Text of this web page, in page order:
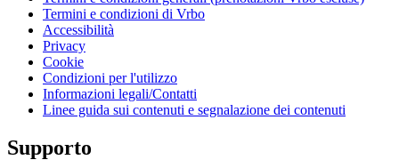
Termini e condizioni di Vrbo
Accessibilità
Privacy
Cookie
Condizioni per l'utilizzo
Informazioni legali/Contatti
Linee guida sui contenuti e segnalazione dei contenuti
Supporto